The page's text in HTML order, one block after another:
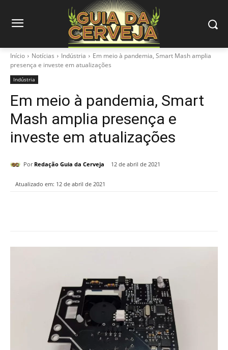
Início Notícias Indústria
Em meio à pandemia, Smart Mash amplia
presença e investe em atualizações
Indústria
Em meio à pandemia, Smart
Mash amplia presença e
investe em atualizações
Por Redação Guia da Cerveja 12 de abril de 2021
Atualizado em: 12 de abril de 2021